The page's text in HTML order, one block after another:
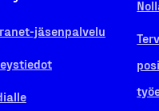
jäsenpalvelu